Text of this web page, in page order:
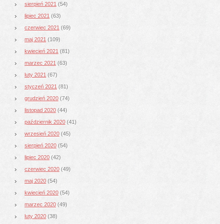
sierpień 2021 (54)
lipiec 2021 (63)
czerwiec 2021 (69)
maj 2021 (109)
kwiecień 2021 (81)
marzec 2021 (63)
luty 2021 (67)
styczeń 2021 (81)
grudzień 2020 (74)
listopad 2020 (44)
październik 2020 (41)
wrzesień 2020 (45)
sierpień 2020 (54)
lipiec 2020 (42)
czerwiec 2020 (49)
maj 2020 (54)
kwiecień 2020 (54)
marzec 2020 (49)
luty 2020 (38)